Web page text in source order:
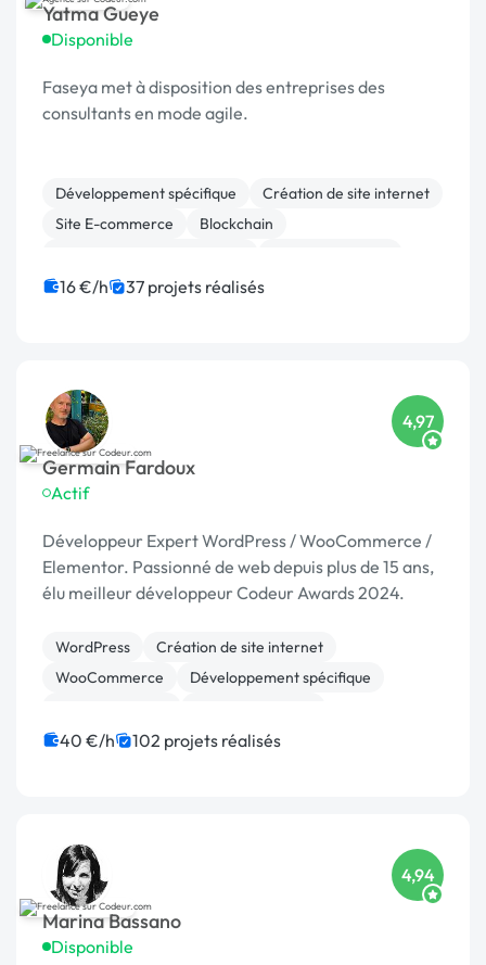
Yatma Gueye
Disponible
Faseya met à disposition des entreprises des
consultants en mode agile.
Développement spécifique
Création de site internet
Site E-commerce
Blockchain
IoT
Dropshipping
Ubercart
16 €/h 37 projets réalisés
Germain Fardoux
Actif
4,97
Développeur Expert WordPress / WooCommerce /
Elementor. Passionné de web depuis plus de 15 ans,
élu meilleur développeur Codeur Awards 2024.
WordPress
Création de site internet
WooCommerce
Développement spécifique
CSS, HTML, XML
Maintenance
40 €/h 102 projets réalisés
Marina Bassano
Disponible
4,94